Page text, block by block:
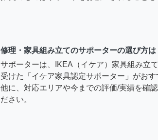
修理・家具組み立てのサポーターの選び方は
サポーターは、IKEA（イケア）家具組み立
受けた「イケア家具認定サポーター」がお
他に、対応エリアや今までの評価/実績を確
ださい。